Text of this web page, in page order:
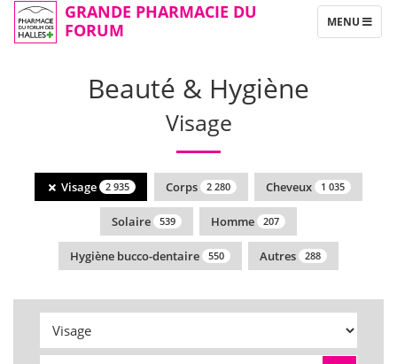
GRANDE PHARMACIE DU
FORUM
TOGGLE
NAVIGATION
MENU
Beauté & Hygiène
Visage
Visage 2 935 Corps 2 280 Cheveux 1 035
Solaire 539 Homme 207
Hygiène bucco-dentaire 550 Autres 288